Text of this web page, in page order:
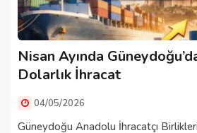
Nisan Ayında
Dolarlık İhracat
04/05/2026
Güneydoğu Anadolu İhracatçı